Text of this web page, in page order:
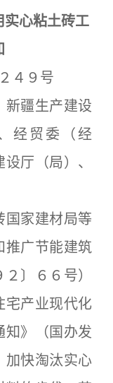
实心粘土砖工
４９号
疆生产建设
经贸委（经
厅（局）、
：
家建材局等
推广节能建筑
〕６６号）
宅产业现代化
知》（国办发
加快淘汰实心